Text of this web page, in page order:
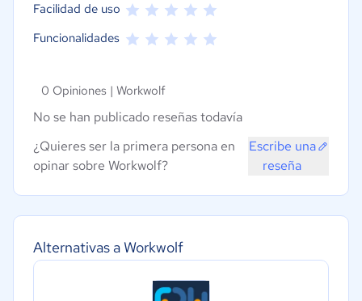
Alternativas a Workwolf
Facilidad de uso
Funcionalidades
0 Opiniones | Workwolf
No se han publicado reseñas todavía
¿Quieres ser la primera persona en
opinar sobre Workwolf?
Escribe una
reseña